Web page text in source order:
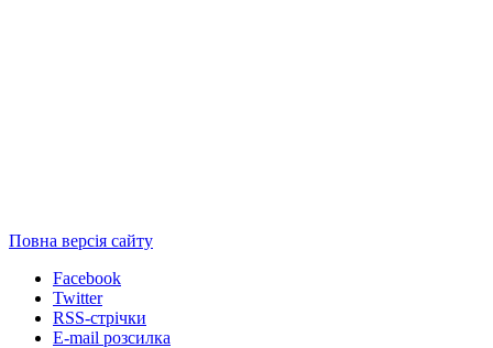
Повна версія сайту
Facebook
Twitter
RSS-стрічки
E-mail розсилка